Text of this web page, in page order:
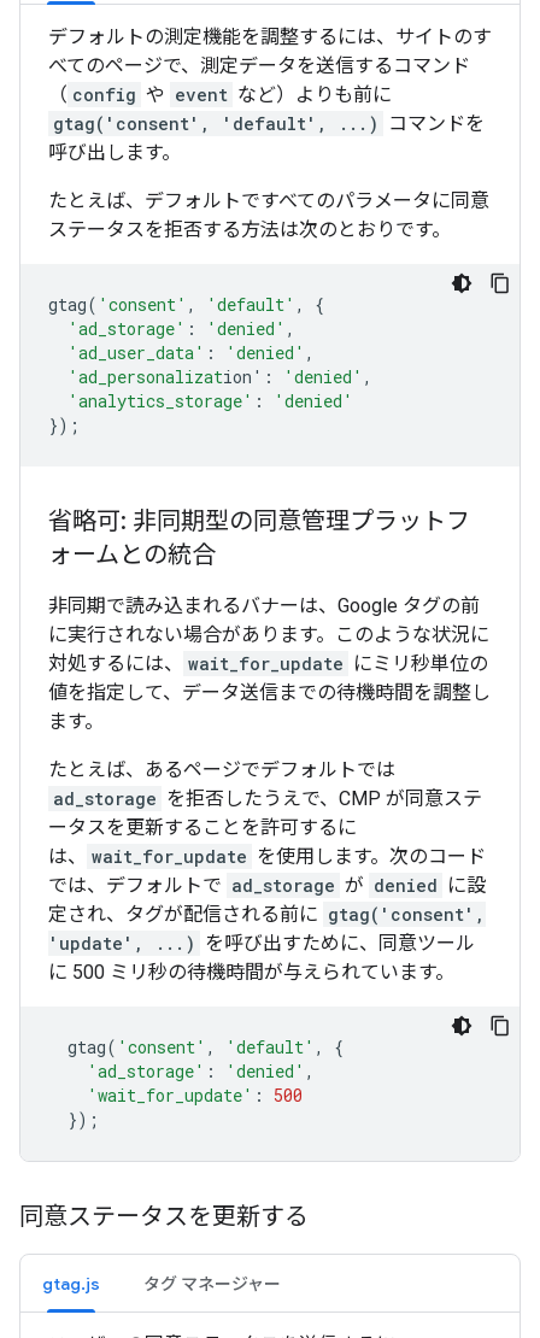
デフォルトの測定機能を調整するには、サイトのす
べてのページで、測定データを送信するコマンド
（ config や event など）よりも前に
gtag('consent', 'default', ...)
コマンドを
呼び出します。
たとえば、デフォルトですべてのパラメータに同意
ステータスを拒否する方法は次のとおりです。
gtag( 'consent' , 'default' ,
{
'ad_storage' : 'denied' ,
'ad_user_data' : 'denied' ,
'ad_personalization' : 'denied' ,
'analytics_storage' :
'denied'
});
省略可: 非同期型の同意管理プラットフ
ォームとの統合
非同期で読み込まれるバナーは、Google タグの前
に実行されない場合があります。このような状況に
対処するには、
wait_for_update にミリ秒単位の
値を指定して、データ送信までの待機時間を調整し
ます。
たとえば、あるページでデフォルトでは
ad_storage を拒否したうえで、CMP が同意ステ
ータスを更新することを許可するに
は、
wait_for_update を使用します。次のコード
では、デフォルトで ad_storage が denied に設
定され、タグが配信される前に gtag('consent',
'update', ...) を呼び出すために、同意ツール
に 500 ミリ秒の待機時間が与えられています。
gtag( 'consent' , 'default' ,
{
'ad_storage' : 'denied' ,
'wait_for_update' :
500
});
同意ステータスを更新する
gtag.js タグ マネージャー